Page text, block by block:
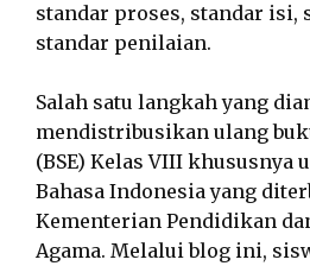
standar proses, standar isi,
standar penilaian.
Salah satu langkah yang
mendistribusikan ulang
(BSE) Kelas VIII khususnya
Bahasa Indonesia yang
Kementerian Pendidikan
Agama. Melalui blog ini,